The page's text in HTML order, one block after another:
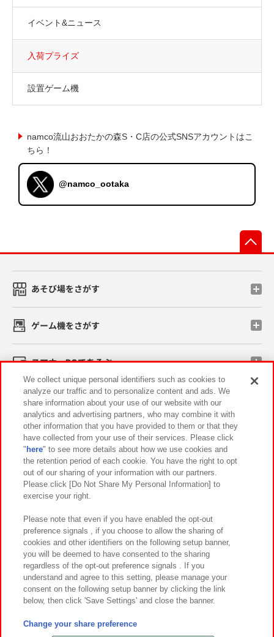
イベント&ニュース
入荷プライズ
設置ゲーム機
namco流山おおたかの森S・C店の公式SNSアカウントはこ
ちら！
@namco_ootaka
あそび場をさがす
ゲーム機をさがす
スマホ・PCであそぶ
イベント・キャンペーン
関連会社 サステナビリティ サイトポリシー
プライバシーポリシー ウェブアクセシビリティ方針と検証結果
お取引先さまとともに
カスタマーハラスメント対応方針 よくあるご質問・お問い合わせ
©Bandai Namco Amusement Inc.
©Bandai Namco Amusement Lab Inc.
We collect unique personal identifiers such as cookies to
analyze our traffic and to personalize content and ads. We
share information about your use of our website with our
analytics and advertising partners, who may combine it with
other information that you have provided to them or that they
have collected from your use of their services. Please click
" here" to see more details about how we use cookies and
the retention period of each cookie. You have the right to opt
out of our sharing of your information with our partners.
Please click [Do Not Share My Personal Information] to
exercise your right.
Please note that even if you have enabled the opt-out
preference signals , if you choose to allow the sharing of
cookies and other identifiers on the following setup banner,
you will be deemed to have consented to the sharing
regardless of the opt-out preference signals . If you
understand and agree to this setting, please manage your
consent on the following setup banner by clicking the link
below, then click 'Save Settings' and close the banner.
Change your share preference